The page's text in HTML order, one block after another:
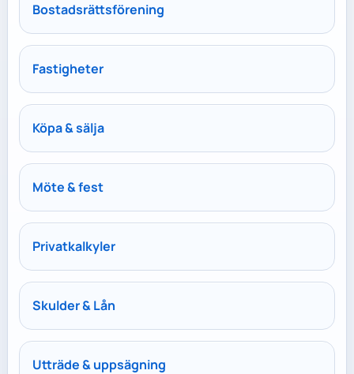
Bostadsrättsförening
Fastigheter
Köpa & sälja
Möte & fest
Privatkalkyler
Skulder & Lån
Utträde & uppsägning